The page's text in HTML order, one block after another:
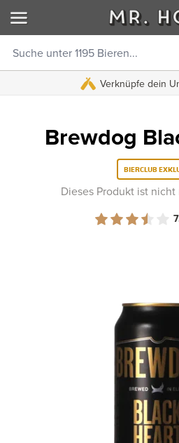
Verknüpfe dein
Brewdog
BIERCLUB
Dieses Produkt ist